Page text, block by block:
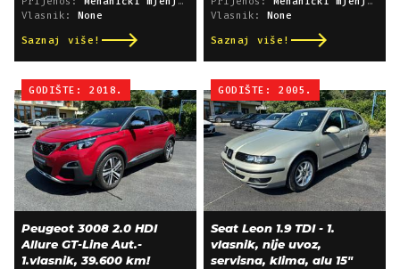
Vlasnik:
None
Saznaj više!
Vlasnik:
None
Saznaj više!
GODIŠTE: 2018.
Peugeot 3008 2.0 HDI
Allure GT-Line Aut.-
1.vlasnik, 39.600 km!
GODIŠTE: 2005.
Seat Leon 1.9 TDI - 1.
vlasnik, nije uvoz,
servisna, klima, alu 15"